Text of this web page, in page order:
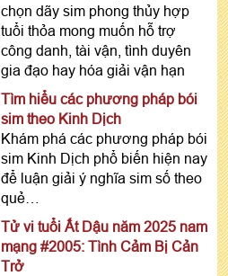
chọn dãy sim phong thủy hợp
tuổi thỏa mong muốn hỗ trợ
công danh, tài vận, tình duyên
gia đạo hay hóa giải vận hạn
Tìm hiểu các phương pháp bói
sim theo Kinh Dịch
Khám phá các phương pháp bói
sim Kinh Dịch phổ biến hiện nay
để luận giải ý nghĩa sim số theo
quẻ…
Tử vi tuổi Ất Dậu năm 2025 nam
mạng #2005: Tình Cảm Bị Cản
Trở